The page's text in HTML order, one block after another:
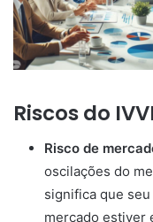
Riscos do
Risco de
oscilações do
significa que
mercado estiver